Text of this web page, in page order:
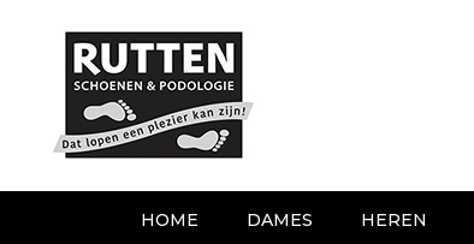
inhoud
HOME DAMES HEREN